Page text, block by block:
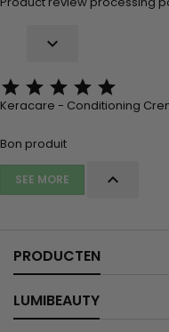

    
Keracare - Conditioning
Bon produit
SEE MORE 
PRODUCTEN
LUMIBEAUTY